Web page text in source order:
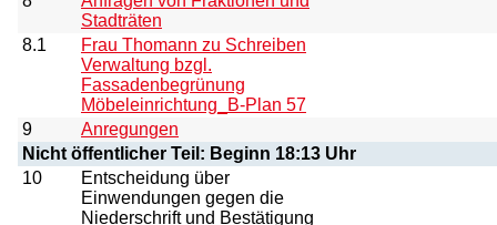
Stadträten
8.1
Frau Thomann zu Schreiben
Verwaltung bzgl.
Fassadenbegrünung
Möbeleinrichtung_B-Plan 57
9
Anregungen
Nicht öffentlicher Teil: Beginn 18:13 Uhr
10
Entscheidung über
Einwendungen gegen die
Niederschrift und Bestätigung